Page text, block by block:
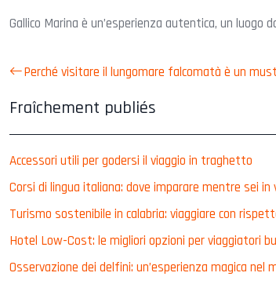
Gallico Marina è un’esperienza autentica, un
Perché visitare il lungomare falcomatà è un
Fraîchement publiés
Accessori utili per godersi il viaggio in traghetto
Corsi di lingua italiana: dove imparare mentre sei in
Turismo sostenibile in calabria: viaggiare con
Hotel Low-Cost: le migliori opzioni per viaggiatori
Osservazione dei delfini: un’esperienza magica nel